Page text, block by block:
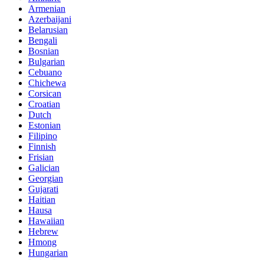
Armenian
Azerbaijani
Belarusian
Bengali
Bosnian
Bulgarian
Cebuano
Chichewa
Corsican
Croatian
Dutch
Estonian
Filipino
Finnish
Frisian
Galician
Georgian
Gujarati
Haitian
Hausa
Hawaiian
Hebrew
Hmong
Hungarian